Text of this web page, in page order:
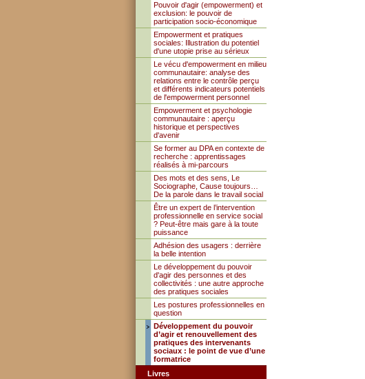
Pouvoir d'agir (empowerment) et
exclusion: le pouvoir de
participation socio-économique
Empowerment et pratiques
sociales: Illustration du potentiel
d'une utopie prise au sérieux
Le vécu d'empowerment en milieu
communautaire: analyse des
relations entre le contrôle perçu
et différents indicateurs potentiels
de l'empowerment personnel
Empowerment et psychologie
communautaire : aperçu
historique et perspectives
d'avenir
Se former au DPA en contexte de
recherche : apprentissages
réalisés à mi-parcours
Des mots et des sens, Le
Sociographe, Cause toujours…
De la parole dans le travail social
Être un expert de l’intervention
professionnelle en service social
? Peut-être mais gare à la toute
puissance
Adhésion des usagers : derrière
la belle intention
Le développement du pouvoir
d'agir des personnes et des
collectivités : une autre approche
des pratiques sociales
Les postures professionnelles en
question
Développement du pouvoir
d’agir et renouvellement des
pratiques des intervenants
sociaux : le point de vue d’une
formatrice
Livres